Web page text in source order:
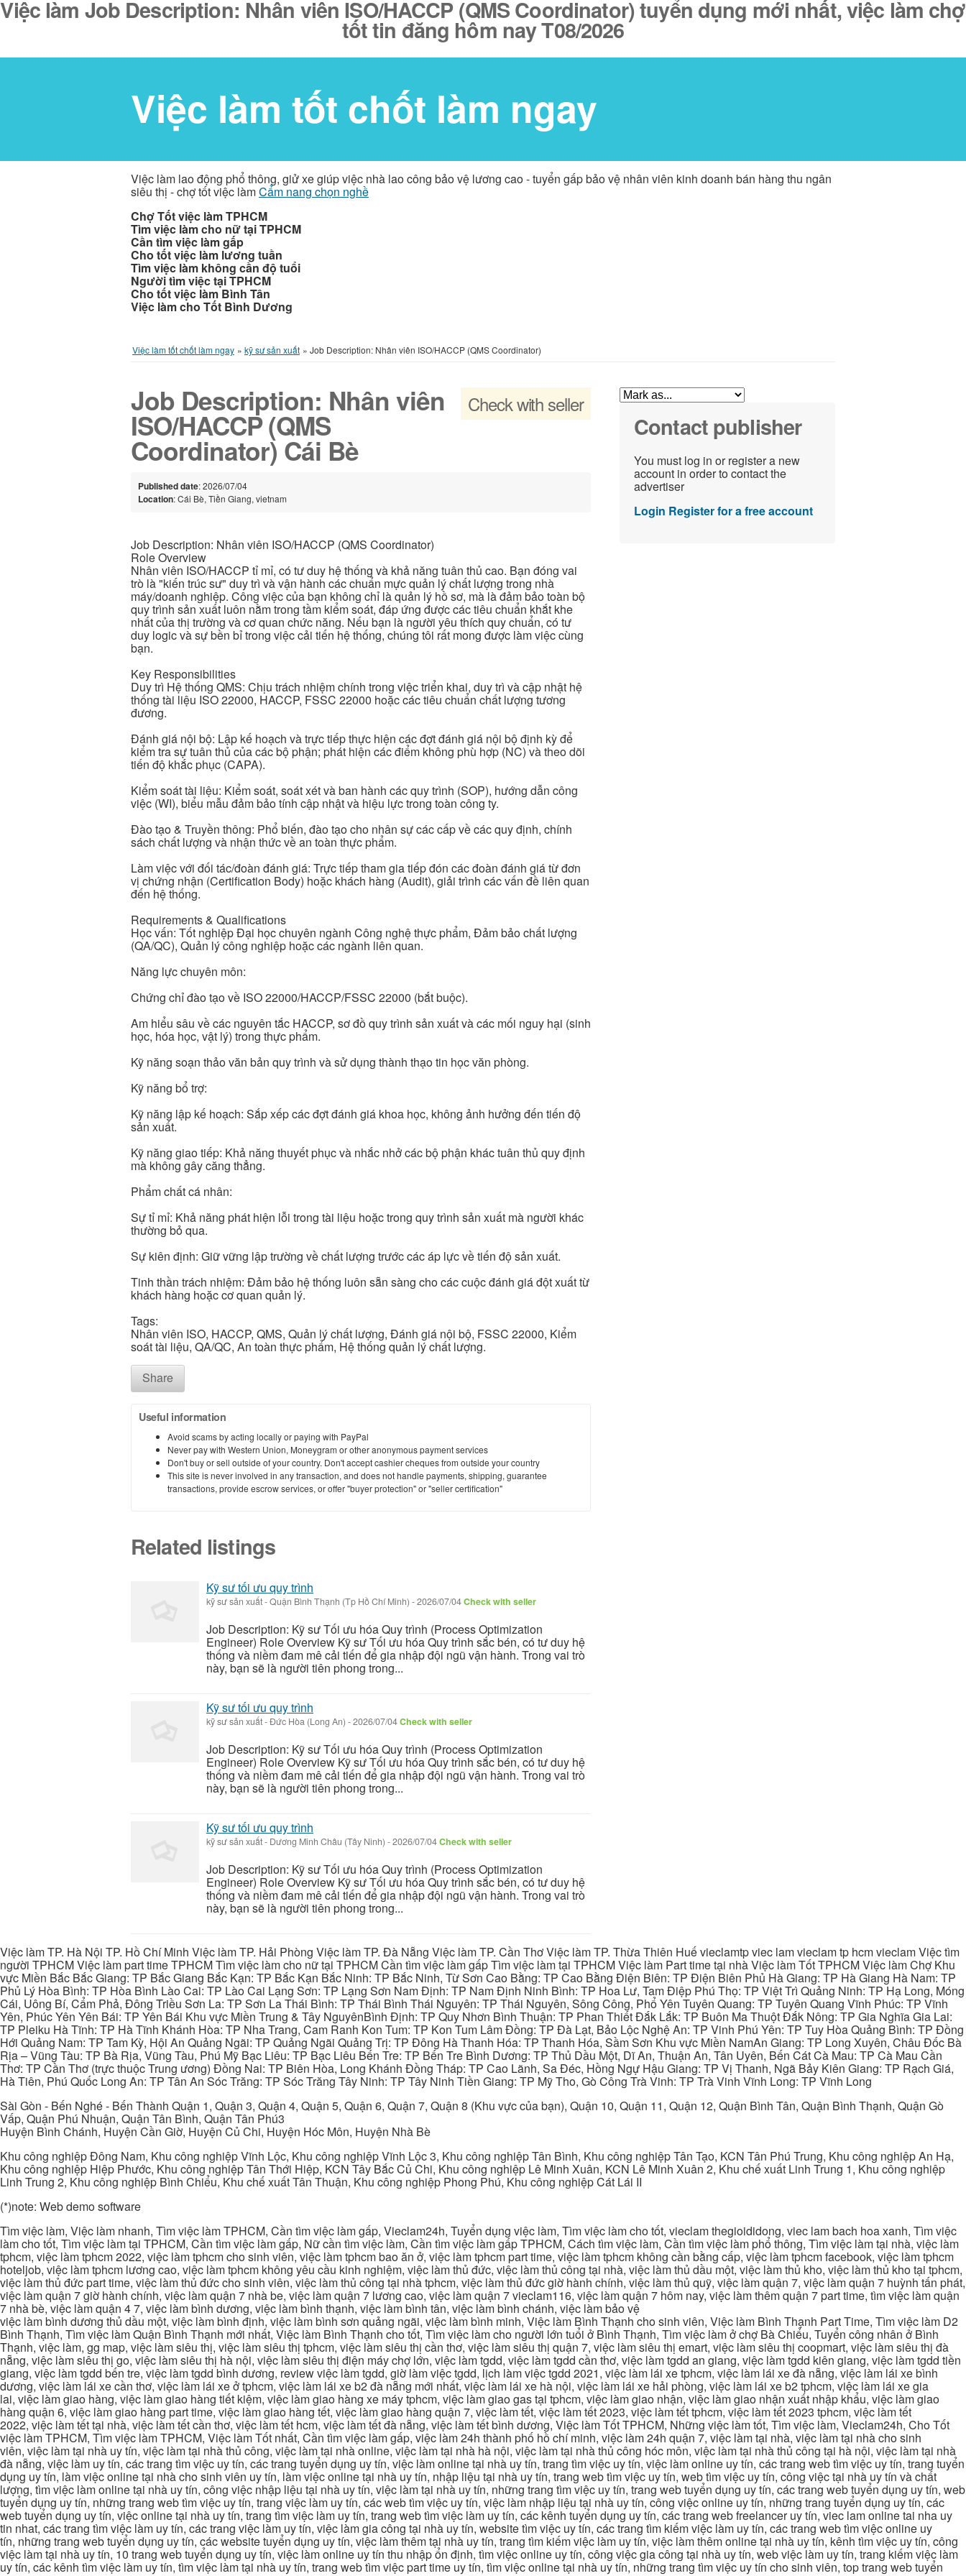
Việc làm Job Description: Nhân viên ISO/HACCP (QMS Coordinator) tuyển dụng mới nhất, việc làm chợ
tốt tin đăng hôm nay T08/2026
Việc làm tốt chốt làm ngay
Việc làm lao động phổ thông, giử xe giúp việc nhà lao công bảo vệ lương cao - tuyển gấp bảo vệ nhân viên kinh doanh bán hàng thu ngân
siêu thị - chợ tốt việc làmCẩm nang chọn nghề
Chợ Tốt việc làm TPHCM
Tìm việc làm cho nữ tại TPHCM
Cần tìm việc làm gấp
Cho tốt việc làm lương tuần
Tìm việc làm không cần độ tuổi
Người tìm việc tại TPHCM
Cho tốt việc làm Bình Tân
Việc làm cho Tốt Bình Dương
Việc làm tốt chốt làm ngay » kỹ sư sản xuất » Job Description: Nhân viên ISO/HACCP (QMS Coordinator)
Check with seller
Job Description: Nhân viên
ISO/HACCP (QMS
Coordinator) Cái Bè
Published date: 2026/07/04
Location: Cái Bè, Tiền Giang, vietnam
Job Description: Nhân viên ISO/HACCP (QMS Coordinator)
Role Overview
Nhân viên ISO/HACCP tỉ mỉ, có tư duy hệ thống và khả năng tuân thủ cao. Bạn đóng vai
trò là "kiến trúc sư" duy trì và vận hành các chuẩn mực quản lý chất lượng trong nhà
máy/doanh nghiệp. Công việc của bạn không chỉ là quản lý hồ sơ, mà là đảm bảo toàn bộ
quy trình sản xuất luôn nằm trong tầm kiểm soát, đáp ứng được các tiêu chuẩn khắt khe
nhất của thị trường và cơ quan chức năng. Nếu bạn là người yêu thích quy chuẩn, có tư
duy logic và sự bền bỉ trong việc cải tiến hệ thống, chúng tôi rất mong được làm việc cùng
bạn.
Key Responsibilities
Duy trì Hệ thống QMS: Chịu trách nhiệm chính trong việc triển khai, duy trì và cập nhật hệ
thống tài liệu ISO 22000, HACCP, FSSC 22000 hoặc các tiêu chuẩn chất lượng tương
đương.
Đánh giá nội bộ: Lập kế hoạch và trực tiếp thực hiện các đợt đánh giá nội bộ định kỳ để
kiểm tra sự tuân thủ của các bộ phận; phát hiện các điểm không phù hợp (NC) và theo dõi
tiến độ khắc phục (CAPA).
Kiểm soát tài liệu: Kiểm soát, soát xét và ban hành các quy trình (SOP), hướng dẫn công
việc (WI), biểu mẫu đảm bảo tính cập nhật và hiệu lực trong toàn công ty.
Đào tạo & Truyền thông: Phổ biến, đào tạo cho nhân sự các cấp về các quy định, chính
sách chất lượng và nhận thức về an toàn thực phẩm.
Làm việc với đối tác/đoàn đánh giá: Trực tiếp tham gia tiếp đón các đoàn đánh giá từ đơn
vị chứng nhận (Certification Body) hoặc khách hàng (Audit), giải trình các vấn đề liên quan
đến hệ thống.
Requirements & Qualifications
Học vấn: Tốt nghiệp Đại học chuyên ngành Công nghệ thực phẩm, Đảm bảo chất lượng
(QA/QC), Quản lý công nghiệp hoặc các ngành liên quan.
Năng lực chuyên môn:
Chứng chỉ đào tạo về ISO 22000/HACCP/FSSC 22000 (bắt buộc).
Am hiểu sâu về các nguyên tắc HACCP, sơ đồ quy trình sản xuất và các mối nguy hại (sinh
học, hóa học, vật lý) trong thực phẩm.
Kỹ năng soạn thảo văn bản quy trình và sử dụng thành thạo tin học văn phòng.
Kỹ năng bổ trợ:
Kỹ năng lập kế hoạch: Sắp xếp các đợt đánh giá khoa học, không ảnh hưởng đến tiến độ
sản xuất.
Kỹ năng giao tiếp: Khả năng thuyết phục và nhắc nhở các bộ phận khác tuân thủ quy định
mà không gây căng thẳng.
Phẩm chất cá nhân:
Sự tỉ mỉ: Khả năng phát hiện lỗi trong tài liệu hoặc trong quy trình sản xuất mà người khác
thường bỏ qua.
Sự kiên định: Giữ vững lập trường về chất lượng trước các áp lực về tiến độ sản xuất.
Tinh thần trách nhiệm: Đảm bảo hệ thống luôn sẵn sàng cho các cuộc đánh giá đột xuất từ
khách hàng hoặc cơ quan quản lý.
Tags:
Nhân viên ISO, HACCP, QMS, Quản lý chất lượng, Đánh giá nội bộ, FSSC 22000, Kiểm
soát tài liệu, QA/QC, An toàn thực phẩm, Hệ thống quản lý chất lượng.
Share
Useful information
Avoid scams by acting locally or paying with PayPal
Never pay with Western Union, Moneygram or other anonymous payment services
Don't buy or sell outside of your country. Don't accept cashier cheques from outside your country
This site is never involved in any transaction, and does not handle payments, shipping, guarantee
transactions, provide escrow services, or offer "buyer protection" or "seller certification"
Related listings
Kỹ sư tối ưu quy trình
kỹ sư sản xuất-Quận Bình Thạnh (Tp Hồ Chí Minh) -2026/07/04Check with seller
Job Description: Kỹ sư Tối ưu hóa Quy trình (Process Optimization
Engineer) Role Overview Kỹ sư Tối ưu hóa Quy trình sắc bén, có tư duy hệ
thống và niềm đam mê cải tiến để gia nhập đội ngũ vận hành. Trong vai trò
này, bạn sẽ là người tiên phong trong...
Kỹ sư tối ưu quy trình
kỹ sư sản xuất-Đức Hòa (Long An) -2026/07/04Check with seller
Job Description: Kỹ sư Tối ưu hóa Quy trình (Process Optimization
Engineer) Role Overview Kỹ sư Tối ưu hóa Quy trình sắc bén, có tư duy hệ
thống và niềm đam mê cải tiến để gia nhập đội ngũ vận hành. Trong vai trò
này, bạn sẽ là người tiên phong trong...
Kỹ sư tối ưu quy trình
kỹ sư sản xuất- Dương Minh Châu (Tây Ninh) -2026/07/04Check with seller
Job Description: Kỹ sư Tối ưu hóa Quy trình (Process Optimization
Engineer) Role Overview Kỹ sư Tối ưu hóa Quy trình sắc bén, có tư duy hệ
thống và niềm đam mê cải tiến để gia nhập đội ngũ vận hành. Trong vai trò
này, bạn sẽ là người tiên phong trong...
Contact publisher
You must log in or register a new
account in order to contact the
advertiser
Login Register for a free account
Việc làm TP. Hà Nội TP. Hồ Chí Minh Việc làm TP. Hải Phòng Việc làm TP. Đà Nẵng Việc làm TP. Cần Thơ Việc làm TP. Thừa Thiên Huế vieclamtp viec lam vieclam tp hcm vieclam Việc tìm
người TPHCM Việc làm part time TPHCM Tìm việc làm cho nữ tại TPHCM Cần tìm việc làm gấp Tìm việc làm tại TPHCM Việc làm Part time tại nhà Việc làm Tốt TPHCM Việc làm Chợ Khu
vực Miền Bắc Bắc Giang: TP Bắc Giang Bắc Kạn: TP Bắc Kạn Bắc Ninh: TP Bắc Ninh, Từ Sơn Cao Bằng: TP Cao Bằng Điện Biên: TP Điện Biên Phủ Hà Giang: TP Hà Giang Hà Nam: TP
Phủ Lý Hòa Bình: TP Hòa Bình Lào Cai: TP Lào Cai Lạng Sơn: TP Lạng Sơn Nam Định: TP Nam Định Ninh Bình: TP Hoa Lư, Tam Điệp Phú Thọ: TP Việt Trì Quảng Ninh: TP Hạ Long, Móng
Cái, Uông Bí, Cẩm Phả, Đông Triều Sơn La: TP Sơn La Thái Bình: TP Thái Bình Thái Nguyên: TP Thái Nguyên, Sông Công, Phổ Yên Tuyên Quang: TP Tuyên Quang Vĩnh Phúc: TP Vĩnh
Yên, Phúc Yên Yên Bái: TP Yên Bái Khu vực Miền Trung & Tây NguyênBình Định: TP Quy Nhơn Bình Thuận: TP Phan Thiết Đắk Lắk: TP Buôn Ma Thuột Đắk Nông: TP Gia Nghĩa Gia Lai:
TP Pleiku Hà Tĩnh: TP Hà Tĩnh Khánh Hòa: TP Nha Trang, Cam Ranh Kon Tum: TP Kon Tum Lâm Đồng: TP Đà Lạt, Bảo Lộc Nghệ An: TP Vinh Phú Yên: TP Tuy Hòa Quảng Bình: TP Đồng
Hới Quảng Nam: TP Tam Kỳ, Hội An Quảng Ngãi: TP Quảng Ngãi Quảng Trị: TP Đông Hà Thanh Hóa: TP Thanh Hóa, Sầm Sơn Khu vực Miền NamAn Giang: TP Long Xuyên, Châu Đốc Bà
Rịa – Vũng Tàu: TP Bà Rịa, Vũng Tàu, Phú Mỹ Bạc Liêu: TP Bạc Liêu Bến Tre: TP Bến Tre Bình Dương: TP Thủ Dầu Một, Dĩ An, Thuận An, Tân Uyên, Bến Cát Cà Mau: TP Cà Mau Cần
Thơ: TP Cần Thơ (trực thuộc Trung ương) Đồng Nai: TP Biên Hòa, Long Khánh Đồng Tháp: TP Cao Lãnh, Sa Đéc, Hồng Ngự Hậu Giang: TP Vị Thanh, Ngã Bảy Kiên Giang: TP Rạch Giá,
Hà Tiên, Phú Quốc Long An: TP Tân An Sóc Trăng: TP Sóc Trăng Tây Ninh: TP Tây Ninh Tiền Giang: TP Mỹ Tho, Gò Công Trà Vinh: TP Trà Vinh Vĩnh Long: TP Vĩnh Long
Sài Gòn - Bến Nghé - Bến Thành Quận 1, Quận 3, Quận 4, Quận 5, Quận 6, Quận 7, Quận 8 (Khu vực của bạn), Quận 10, Quận 11, Quận 12, Quận Bình Tân, Quận Bình Thạnh, Quận Gò
Vấp, Quận Phú Nhuận, Quận Tân Bình, Quận Tân Phú3
Huyện Bình Chánh, Huyện Cần Giờ, Huyện Củ Chi, Huyện Hóc Môn, Huyện Nhà Bè
Khu công nghiệp Đông Nam, Khu công nghiệp Vĩnh Lộc, Khu công nghiệp Vĩnh Lộc 3, Khu công nghiệp Tân Bình, Khu công nghiệp Tân Tạo, KCN Tân Phú Trung, Khu công nghiệp An Hạ,
Khu công nghiệp Hiệp Phước, Khu công nghiệp Tân Thới Hiệp, KCN Tây Bắc Củ Chi, Khu công nghiệp Lê Minh Xuân, KCN Lê Minh Xuân 2, Khu chế xuất Linh Trung 1, Khu công nghiệp
Linh Trung 2, Khu công nghiệp Bình Chiểu, Khu chế xuất Tân Thuận, Khu công nghiệp Phong Phú, Khu công nghiệp Cát Lái II
(*)note: Web demo software
Tìm việc làm, Việc làm nhanh, Tìm việc làm TPHCM, Cần tìm việc làm gấp, Vieclam24h, Tuyển dụng việc làm, Tìm việc làm cho tốt, vieclam thegioididong, viec lam bach hoa xanh, Tìm việc
làm cho tốt, Tìm việc làm tại TPHCM, Cần tìm việc làm gấp, Nữ cần tìm việc làm, Cần tìm việc làm gấp TPHCM, Cách tìm việc làm, Cần tìm việc làm phổ thông, Tìm việc làm tại nhà, việc làm
tphcm, việc làm tphcm 2022, việc làm tphcm cho sinh viên, việc làm tphcm bao ăn ở, việc làm tphcm part time, việc làm tphcm không cần bằng cấp, việc làm tphcm facebook, việc làm tphcm
hoteljob, việc làm tphcm lương cao, việc làm tphcm không yêu cầu kinh nghiệm, việc làm thủ đức, việc làm thủ công tại nhà, việc làm thủ dầu một, việc làm thủ kho, việc làm thủ kho tại tphcm,
việc làm thủ đức part time, việc làm thủ đức cho sinh viên, việc làm thủ công tại nhà tphcm, việc làm thủ đức giờ hành chính, việc làm thủ quỹ, việc làm quận 7, việc làm quận 7 huỳnh tấn phát,
việc làm quận 7 giờ hành chính, việc làm quận 7 nhà be, việc làm quận 7 lương cao, việc làm quận 7 vieclam116, việc làm quận 7 hôm nay, việc làm thêm quận 7 part time, tìm việc làm quận
7 nhà bè, việc làm quận 4 7, việc làm bình dương, việc làm bình thạnh, việc làm bình tân, việc làm bình chánh, việc làm bảo vệ
việc làm bình dương thủ dầu một, việc làm bình định, việc làm bình sơn quảng ngãi, việc làm bình minh, Việc làm Bình Thạnh cho sinh viên, Việc làm Bình Thạnh Part Time, Tìm việc làm D2
Bình Thạnh, Tìm việc làm Quận Bình Thạnh mới nhất, Việc làm Bình Thạnh cho tốt, Tìm việc làm cho người lớn tuổi ở Bình Thạnh, Tìm việc làm ở chợ Bà Chiểu, Tuyển công nhân ở Bình
Thạnh, việc làm, gg map, việc làm siêu thị, việc làm siêu thị tphcm, việc làm siêu thị cần thơ, việc làm siêu thị quận 7, việc làm siêu thị emart, việc làm siêu thị coopmart, việc làm siêu thị đà
nẵng, việc làm siêu thị go, việc làm siêu thị hà nội, việc làm siêu thị điện máy chợ lớn, việc làm tgdd, việc làm tgdd cần thơ, việc làm tgdd an giang, việc làm tgdd kiên giang, việc làm tgdd tiền
giang, việc làm tgdd bến tre, việc làm tgdd bình dương, review việc làm tgdd, giờ làm việc tgdd, lịch làm việc tgdd 2021, việc làm lái xe tphcm, việc làm lái xe đà nẵng, việc làm lái xe bình
dương, việc làm lái xe cần thơ, việc làm lái xe ở tphcm, việc làm lái xe b2 đà nẵng mới nhất, việc làm lái xe hà nội, việc làm lái xe hải phòng, việc làm lái xe b2 tphcm, việc làm lái xe gia
lai, việc làm giao hàng, việc làm giao hàng tiết kiệm, việc làm giao hàng xe máy tphcm, việc làm giao gas tại tphcm, việc làm giao nhận, việc làm giao nhận xuất nhập khẩu, việc làm giao
hàng quận 6, việc làm giao hàng part time, việc làm giao hàng tết, việc làm giao hàng quận 7, việc làm tết, việc làm tết 2023, việc làm tết tphcm, việc làm tết 2023 tphcm, việc làm tết
2022, việc làm tết tại nhà, việc làm tết cần thơ, việc làm tết hcm, việc làm tết đà nẵng, việc làm tết bình dương, Việc làm Tốt TPHCM, Những việc làm tốt, Tìm việc làm, Vieclam24h, Cho Tốt
việc làm TPHCM, Tìm việc làm TPHCM, Việc làm Tốt nhất, Cần tìm việc làm gấp, việc làm 24h thành phố hồ chí minh, việc làm 24h quận 7, việc làm tại nhà, việc làm tại nhà cho sinh
viên, việc làm tại nhà uy tín, việc làm tại nhà thủ công, việc làm tại nhà online, việc làm tại nhà hà nội, việc làm tại nhà thủ công hóc môn, việc làm tại nhà thủ công tại hà nội, việc làm tại nhà
đà nẵng, việc làm uy tín, các trang tìm việc uy tín, các trang tuyển dụng uy tín, việc làm online tại nhà uy tín, trang tìm việc uy tín, việc làm online uy tín, các trang web tìm việc uy tín, trang tuyển
dụng uy tín, làm việc online tại nhà cho sinh viên uy tín, làm việc online tại nhà uy tín, nhập liệu tại nhà uy tín, trang web tìm việc uy tín, web tìm việc uy tín, công việc tại nhà uy tín và chất
lượng, tìm việc làm online tại nhà uy tín, công việc nhập liệu tại nhà uy tín, việc làm tại nhà uy tín, những trang tìm việc uy tín, trang web tuyển dụng uy tín, các trang web tuyển dụng uy tín, web
tuyển dụng uy tín, những trang web tìm việc uy tín, trang việc làm uy tín, các web tìm việc uy tín, việc làm nhập liệu tại nhà uy tín, công việc online uy tín, những trang tuyển dụng uy tín, các
web tuyển dụng uy tín, việc online tại nhà uy tín, trang tìm việc làm uy tín, trang web tìm việc làm uy tín, các kênh tuyển dụng uy tín, các trang web freelancer uy tín, viec lam online tai nha uy
tin nhat, các trang tìm việc làm uy tín, các trang việc làm uy tín, việc làm gia công tại nhà uy tín, website tìm việc uy tín, các trang tìm kiếm việc làm uy tín, các trang web tìm việc online uy
tín, những trang web tuyển dụng uy tín, các website tuyển dụng uy tín, việc làm thêm tại nhà uy tín, trang tìm kiếm việc làm uy tín, việc làm thêm online tại nhà uy tín, kênh tìm việc uy tín, công
việc làm tại nhà uy tín, 10 trang web tuyển dụng uy tín, việc làm online uy tín thu nhập ổn định, tìm việc online uy tín, công việc gia công tại nhà uy tín, web việc làm uy tín, trang kiếm việc làm
uy tín, các kênh tìm việc làm uy tín, tìm việc làm tại nhà uy tín, trang web tìm việc part time uy tín, tìm việc online tại nhà uy tín, những trang tìm việc uy tín cho sinh viên, top trang web tuyển